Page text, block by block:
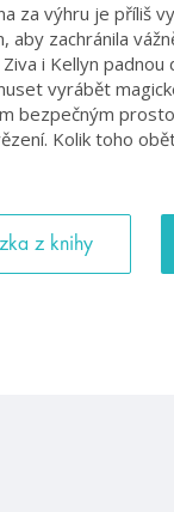
za výhru je příliš
zachránila
i Kellyn padnou
vyrábět
bezpečným
Kolik toho
z knihy